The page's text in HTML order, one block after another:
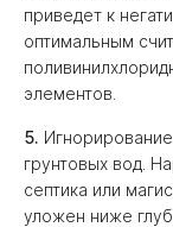
приведет к
оптимальным
элементов.
5.
грунтовых вод.
септика или
уложен ниже